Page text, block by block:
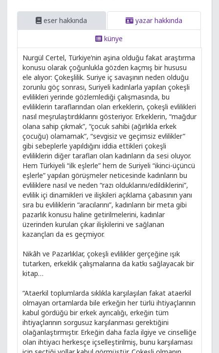
eser hakkında
yazar hakkında
künye
Nurgül Certel, Türkiye’nin aşina olduğu fakat araştırma
konusu olarak çoğunlukla gözden kaçmış bir hususu
ele alıyor: Çokeşlilik. Suriye iç savaşının neden olduğu
zorunlu göç sonrası, Suriyeli kadınlarla yapılan çokeşli
evlilikleri yerinde gözlemlediği çalışmasında, bu
evliliklerin taraflarından olan erkeklerin, çokeşli evlilikleri
nasıl meşrulaştırdıklarını gösteriyor. Erkeklerin, “mağdur
olana sahip çıkmak”, “çocuk sahibi (ağırlıkla erkek
çocuğu) olamamak”, “sevgisiz ve geçimsiz evlilikler”
gibi sebeplerle yapıldığını iddia ettikleri çokeşli
evliliklerin diğer tarafları olan kadınların da sesi oluyor.
Hem Türkiyeli “ilk eşlerle” hem de Suriyeli “ikinci-üçüncü
eşlerle” yapılan görüşmeler neticesinde kadınların bu
evliliklere nasıl ve neden “razı olduklarını/edildiklerini”,
evlilik içi dinamikleri ve ilişkileri açıklama çabasının yanı
sıra bu evliliklerin “aracılarını”, kadınların bir meta gibi
pazarlık konusu haline getirilmelerini, kadınlar
üzerinden kurulan çıkar ilişkilerini ve sağlanan
kazançları da es geçmiyor.
Nikâh ve Pazarlıklar, çokeşli evlilikler gerçeğine ışık
tutarken, erkeklik çalışmalarına da katkı sağlayacak bir
kitap…
“Ataerkil toplumlarda sıklıkla karşılaşılan fakat ataerkil
olmayan ortamlarda bile erkeğin her türlü ihtiyaçlarının
kabul gördüğü bir erkek ayrıcalığı, erkeğin tüm
ihtiyaçlarının sorgusuz karşılanması gerektiğini
olağanlaştırmıştır. Erkeğin daha fazla ilgiye ve cinselliğe
olan ihtiyacı herkesçe içselleştirilmiş, bunu karşılaması